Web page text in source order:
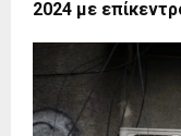
2024 με